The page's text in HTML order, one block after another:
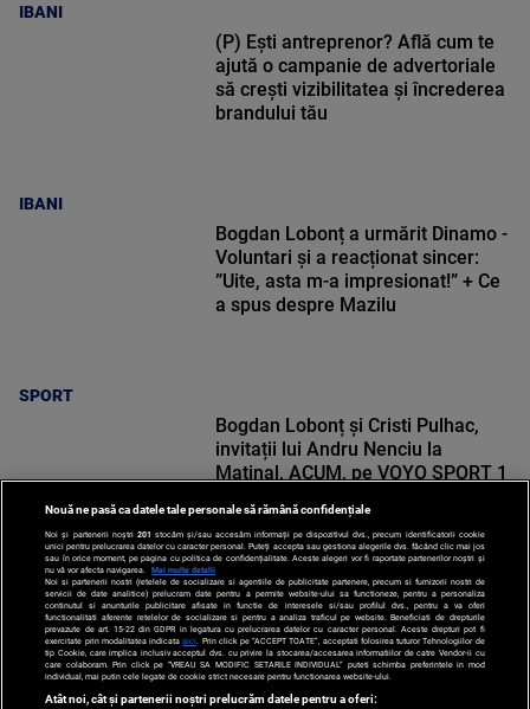
IBANI
IBANI
(P) Ești antreprenor? Află cum te
ajută o campanie de advertoriale
să crești vizibilitatea și încrederea
brandului tău
SPORT
Bogdan Lobonț a urmărit Dinamo -
Voluntari și a reacționat sincer:
”Uite, asta m-a impresionat!” + Ce
a spus despre Mazilu
SPORT
Bogdan Lobonț și Cristi Pulhac,
invitații lui Andru Nenciu la
Matinal, ACUM, pe VOYO SPORT 1
Nouă ne pasă ca datele tale personale să rămână confidențiale
Noi și partenerii noștri 201 stocăm și/sau accesăm informații pe dispozitivul dvs., precum identificatorii cookie
unici pentru prelucrarea datelor cu caracter personal. Puteți accepta sau gestiona alegerile dvs. făcând clic mai jos
sau în orice moment, pe pagina cu politica de confidențialitate. Aceste alegeri vor fi raportate partenerilor noștri și
nu vă vor afecta navigarea.
Mai multe detalii
Noi si partenerii nostri (retelele de socializare si agentiile de publicitate partenere, precum si furnizorii nostri de
servicii de date analitice) prelucram date pentru a permite website-ului sa functioneze, pentru a personaliza
continutul si anunturile publicitare afisate in functie de interesele si/sau profilul dvs., pentru a va oferi
functionalitati aferente retelelor de socializare si pentru a analiza traficul pe website. Beneficiati de drepturile
prevazute de art. 15-22 din GDPR in legatura cu prelucrarea datelor cu caracter personal. Aceste drepturi pot fi
exercitate prin modalitatea indicataaici . Prin click pe “ACCEPT TOATE”, acceptati folosirea tuturor Tehnologiilor de
tip Cookie, care implica inclusiv acceptul dvs. cu privire la stocarea/accesarea informatiilor de catre Vendor-ii cu
care colaboram. Prin click pe “VREAU SA MODIFIC SETARILE INDIVIDUAL” puteti schimba preferintele in mod
individual, mai putin cele legate de cookie strict necesare pentru functionarea website-ului.
Atât noi, cât și partenerii noștri prelucrăm datele pentru a oferi: